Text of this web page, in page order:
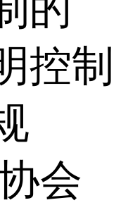
的
控制
会